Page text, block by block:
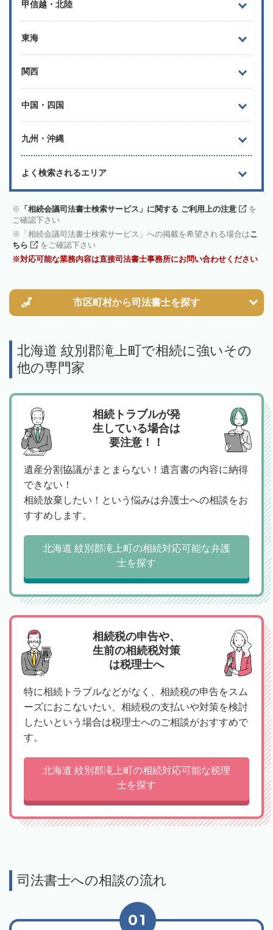
甲信越・北陸
東海
関西
中国・四国
九州・沖縄
よく検索されるエリア
「相続会議司法書士検索サービス」に関する ご利用上の注意
を
ご確認下さい
「相続会議司法書士検索サービス」への掲載を希望される場合はこ
ちら
をご確認下さい
対応可能な業務内容は直接司法書士事務所にお問い合わせください
市区町村から司法書士を探す
北海道 紋別郡滝上町で相続に強いその
他の専門家
相続トラブルが発
生している場合は
要注意！！
遺産分割協議がまとまらない！遺言書の内容に納得
できない！
相続放棄したい！という悩みは弁護士への相談をお
すすめします。
北海道 紋別郡滝上町の相続対応可能な弁護
士を探す
相続税の申告や、
生前の相続税対策
は税理士へ
特に相続トラブルなどがなく、相続税の申告をスム
ーズにおこないたい、相続税の支払いや対策を検討
したいという場合は税理士へのご相談がおすすめで
す。
北海道 紋別郡滝上町の相続対応可能な税理
士を探す
司法書士への相談の流れ
01